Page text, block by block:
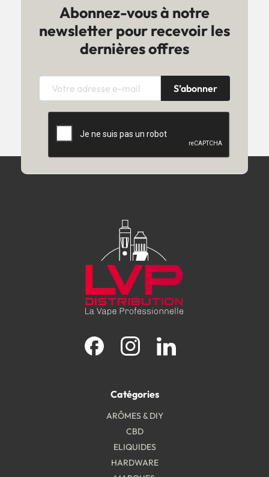
Abonnez-vous à notre
newsletter pour recevoir les
dernières offres
Catégories
ARÔMES & DIY
CBD
ELIQUIDES
HARDWARE
Facebook Instagram